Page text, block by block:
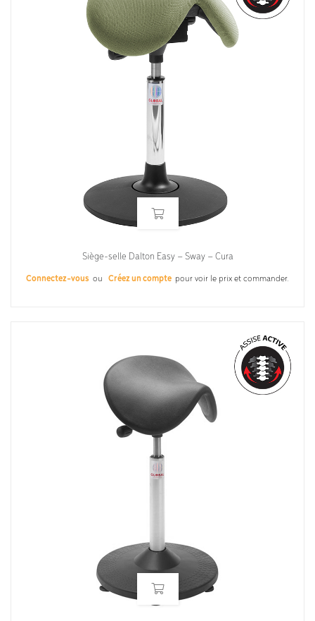
Siège-selle Dalton Easy – Sway – Cura
Connectez-vous ou Créez un compte pour voir le prix et commander.